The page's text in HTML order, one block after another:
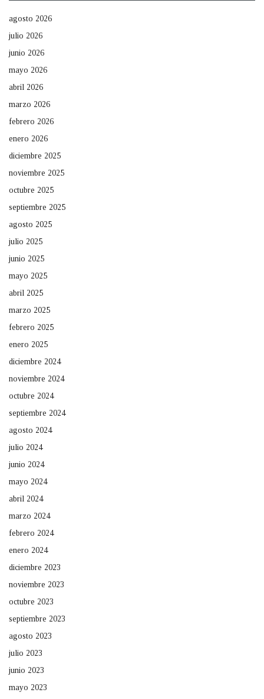
agosto 2026
julio 2026
junio 2026
mayo 2026
abril 2026
marzo 2026
febrero 2026
enero 2026
diciembre 2025
noviembre 2025
octubre 2025
septiembre 2025
agosto 2025
julio 2025
junio 2025
mayo 2025
abril 2025
marzo 2025
febrero 2025
enero 2025
diciembre 2024
noviembre 2024
octubre 2024
septiembre 2024
agosto 2024
julio 2024
junio 2024
mayo 2024
abril 2024
marzo 2024
febrero 2024
enero 2024
diciembre 2023
noviembre 2023
octubre 2023
septiembre 2023
agosto 2023
julio 2023
junio 2023
mayo 2023